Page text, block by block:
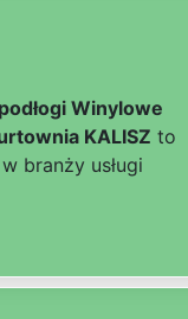
Winylowe
KALISZ to
branży usługi